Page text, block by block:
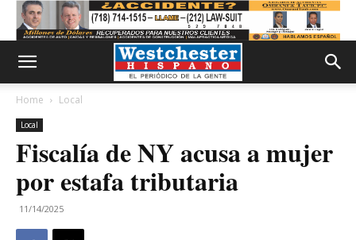
Home Local
Local
Fiscalía de NY acusa a mujer
por estafa tributaria
11/14/2025